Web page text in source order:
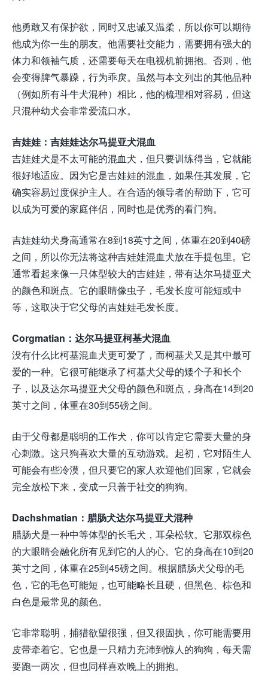
他勇敢又有保护欲，同时又忠诚又温柔，所以你可以期待
他成为你一生的朋友。他需要社交能力，需要拥有强大的
体力和领袖气质，还需要每天在电视机前拥抱。否则，他
会变得脾气暴躁，行为乖戾。虽然与本文列出的其他品种
（例如所有斗牛犬混种）相比，他的梳理相对容易，但这
只混种幼犬会非常爱流口水。
吉娃娃：吉娃娃达尔马提亚犬混血
吉娃娃犬是不太可能的混血犬，但只要训练得当，它就能
很好地适应。因为它是吉娃娃的混血，如果任其发展，它
确实容易过度保护主人。在合适的领导者的帮助下，它可
以成为可爱的家庭伴侣，同时也是优秀的看门狗。
吉娃娃幼犬身高通常在8到18英寸之间，体重在20到40磅
之间，所以你无法将这种吉娃娃混血犬放在手提包里。它
通常看起来像一只体型较大的吉娃娃，带有达尔马提亚犬
的颜色和斑点。它的眼睛像虫子，毛发长度可能短或中
等，这取决于它父母的吉娃娃毛发长度。
Corgmatian：达尔马提亚柯基犬混血
没有什么比柯基混血犬更可爱了，而柯基犬又是其中最可
爱的一种。它很可能继承了柯基犬父母的矮个子和长个
子，以及达尔马提亚犬父母的颜色和斑点，身高在14到20
英寸之间，体重在30到55磅之间。
由于父母都是聪明的工作犬，你可以肯定它需要大量的身
心刺激。这只狗喜欢大量的互动游戏。起初，它对陌生人
可能会有些冷漠，但只要它的家人欢迎他们回家，它就会
完全放松下来，变成一只善于社交的狗狗。
Dachshmatian：腊肠犬达尔马提亚犬混种
腊肠犬是一种中等体型的长毛犬，耳朵松软。它那双棕色
的大眼睛会融化所有见到它的人的心。它的身高在10到20
英寸之间，体重在25到45磅之间。根据腊肠犬父母的毛
色，它的毛色可能短，也可能略长且硬，但黑色、棕色和
白色是最常见的颜色。
它非常聪明，捕猎欲望很强，但又很固执，你可能需要用
皮带牵着它。它也是一只精力充沛到惊人的狗狗，每天需
要跑一两次，但也同样喜欢晚上的拥抱。